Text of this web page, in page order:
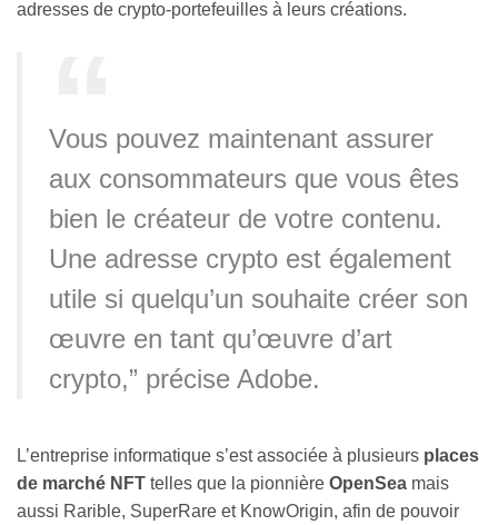
adresses de crypto-portefeuilles à leurs créations.
Vous pouvez maintenant assurer
aux consommateurs que vous êtes
bien le créateur de votre contenu.
Une adresse crypto est également
utile si quelqu’un souhaite créer son
œuvre en tant qu’œuvre d’art
crypto,” précise Adobe.
L’entreprise informatique s’est associée à plusieurs places
de marché NFT telles que la pionnière OpenSea mais
aussi Rarible, SuperRare et KnowOrigin, afin de pouvoir